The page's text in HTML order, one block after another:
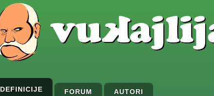
DEFINICIJE FORUM AUTORI